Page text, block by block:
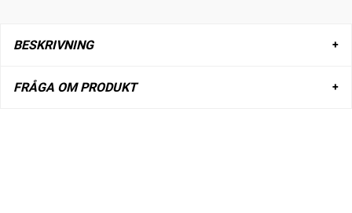
BESKRIVNING
FRÅGA OM PRODUKT